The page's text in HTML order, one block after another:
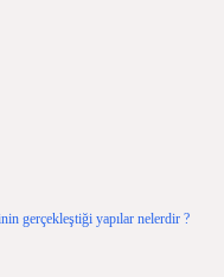
gerçekleştiği yapılar nelerdir ?